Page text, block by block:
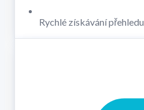
Rychlé získávání přehledu